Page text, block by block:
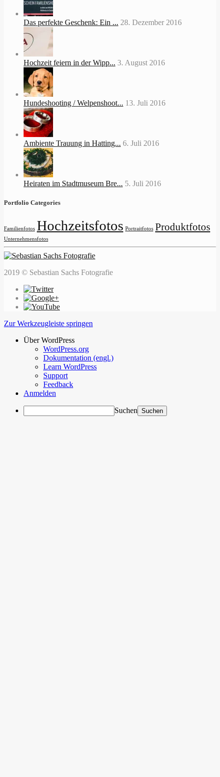
Das perfekte Geschenk: Ein ... 28. Dezember 2016
Hochzeit feiern in der Wipp... 3. August 2016
Hundeshooting / Welpenshoot... 13. Juli 2016
Ambiente Trauung in Hatting... 6. Juli 2016
Heiraten im Stadtmuseum Bre... 5. Juli 2016
Portfolio Categories
Familienfotos Hochzeitsfotos Portraitfotos Produktfotos
Unternehmensfotos
2019 © Sebastian Sachs Fotografie
Zur Werkzeugleiste springen
Über WordPress
WordPress.org
Dokumentation (engl.)
Learn WordPress
Support
Feedback
Anmelden
Suchen